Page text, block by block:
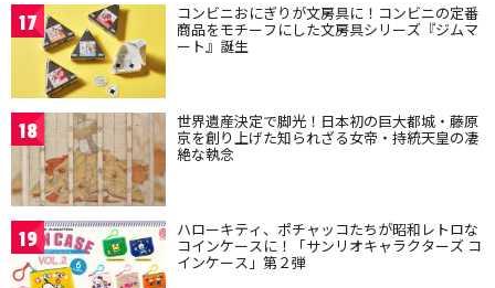
17 コンビニおにぎりが文房具に！コンビニの定番
商品をモチーフにした文房具シリーズ『ジムマ
ート』誕生
18 世界遺産決定で脚光！日本初の巨大都城・藤原
京を創り上げた知られざる女帝・持統天皇の凄
絶な執念
19 ハローキティ、ポチャッコたちが昭和レトロな
コインケースに！「サンリオキャラクターズ コ
インケース」第２弾